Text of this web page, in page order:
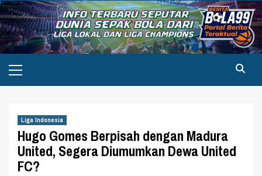
Skip
to
content
Menu
Liga Indonesia
Hugo Gomes Berpisah dengan Madura
United, Segera Diumumkan Dewa United
FC?